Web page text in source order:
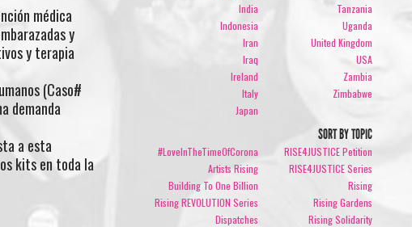
médica
y
y terapia
(Caso#
demanda
a esta
kits en toda la
India
Indonesia
Iran
Iraq
Ireland
Italy
Japan
Tanzania
Uganda
United Kingdom
USA
Zambia
Zimbabwe
SORT BY TOPIC
#LoveInTheTimeOfCorona
Artists Rising
Building To One Billion
Rising REVOLUTION Series
Dispatches
RISE4JUSTICE Petition
RISE4JUSTICE Series
Rising
Rising Gardens
Rising Solidarity